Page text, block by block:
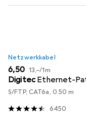
Netzwerkkabel
EUR
6,50 EUR
13,–/1m
DigitecEthernet-
S/FTP, CAT6a, 0.50 m
6450